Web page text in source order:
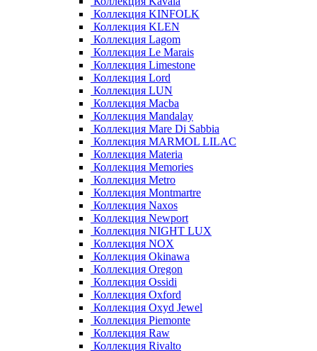
Коллекция KINFOLK
Коллекция KLEN
Коллекция Lagom
Коллекция Le Marais
Коллекция Limestone
Коллекция Lord
Коллекция LUN
Коллекция Macba
Коллекция Mandalay
Коллекция Mare Di Sabbia
Коллекция MARMOL LILAC
Коллекция Materia
Коллекция Memories
Коллекция Metro
Коллекция Montmartre
Коллекция Naxos
Коллекция Newport
Коллекция NIGHT LUX
Коллекция NOX
Коллекция Okinawa
Коллекция Oregon
Коллекция Ossidi
Коллекция Oxford
Коллекция Oxyd Jewel
Коллекция Piemonte
Коллекция Raw
Коллекция Rivalto